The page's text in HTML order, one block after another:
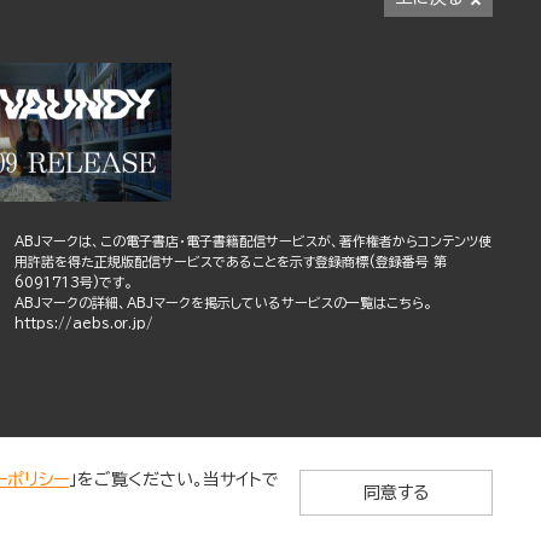
ABJマークは、この電子書店・電子書籍配信サービスが、著作権者からコンテンツ使
用許諾を得た正規版配信サービスであることを示す登録商標(登録番号 第
6091713号)です。
ABJマークの詳細、ABJマークを掲示しているサービスの一覧はこちら。
https://aebs.or.jp/
ポリシー 」をご覧ください。当サイトで
同意する